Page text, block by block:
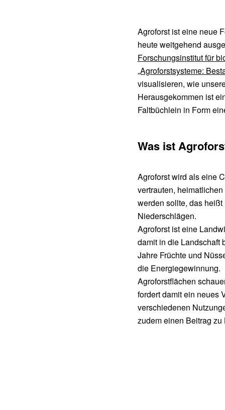
Agroforst ist eine neue
heute weitgehend
Forschungsinstitut für
„Agroforstsysteme:
visualisieren, wie
Herausgekommen ist
Faltbüchlein in Form
Was ist
Agroforst wird als eine
vertrauten,
werden sollte, das
Niederschlägen.
Agroforst ist eine
damit in die Landschaft
Jahre Früchte und
die Energiegewinnung.
Agroforstflächen
fordert damit ein neues
verschiedenen
zudem einen Beitrag